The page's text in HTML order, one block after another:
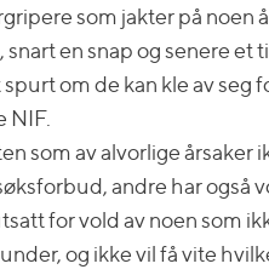
som jakter på noen
en snap og senere
om de kan kle av
NIF.
som av alvorlige
andre har også
for vold av noen som
og ikke vil få vite